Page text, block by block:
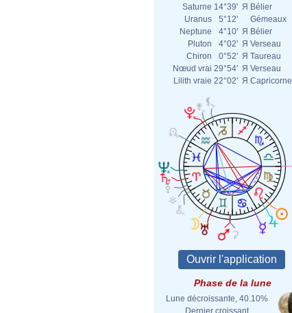
Saturne 14°39' Я Bélier
Uranus
5°12'
Gémeaux
Neptune
4°10' Я Bélier
Pluton
4°02' Я Verseau
Chiron
0°52' Я Taureau
Nœud vrai 29°54' Я Verseau
Lilith vraie 22°02' Я Capricorne
Phase de la lune
Lune décroissante, 40.10%
Dernier croissant